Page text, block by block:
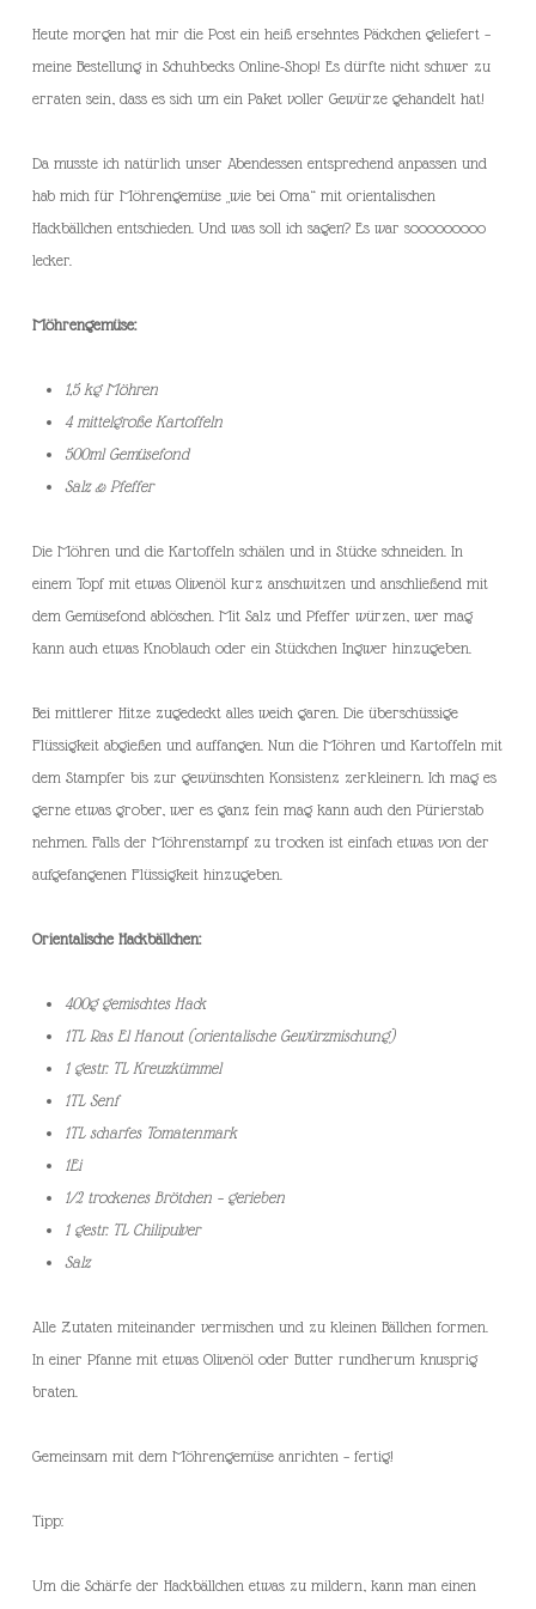
Heute morgen hat mir die Post ein heiß ersehntes Päckchen geliefert –
meine Bestellung in Schuhbecks Online-Shop! Es dürfte nicht schwer zu
erraten sein, dass es sich um ein Paket voller Gewürze gehandelt hat!
Da musste ich natürlich unser Abendessen entsprechend anpassen und
hab mich für Möhrengemüse „wie bei Oma“ mit orientalischen
Hackbällchen entschieden. Und was soll ich sagen? Es war sooooooooo
lecker.
Möhrengemüse:
1,5 kg Möhren
4 mittelgroße Kartoffeln
500ml Gemüsefond
Salz & Pfeffer
Die Möhren und die Kartoffeln schälen und in Stücke schneiden. In
einem Topf mit etwas Olivenöl kurz anschwitzen und anschließend mit
dem Gemüsefond ablöschen. Mit Salz und Pfeffer würzen, wer mag
kann auch etwas Knoblauch oder ein Stückchen Ingwer hinzugeben.
Bei mittlerer Hitze zugedeckt alles weich garen. Die überschüssige
Flüssigkeit abgießen und auffangen. Nun die Möhren und Kartoffeln mit
dem Stampfer bis zur gewünschten Konsistenz zerkleinern. Ich mag es
gerne etwas grober, wer es ganz fein mag kann auch den Pürierstab
nehmen. Falls der Möhrenstampf zu trocken ist einfach etwas von der
aufgefangenen Flüssigkeit hinzugeben.
Orientalische Hackbällchen:
400g gemischtes Hack
1TL Ras El Hanout (orientalische Gewürzmischung)
1 gestr. TL Kreuzkümmel
1TL Senf
1TL scharfes Tomatenmark
1Ei
1/2 trockenes Brötchen – gerieben
1 gestr. TL Chilipulver
Salz
Alle Zutaten miteinander vermischen und zu kleinen Bällchen formen.
In einer Pfanne mit etwas Olivenöl oder Butter rundherum knusprig
braten.
Gemeinsam mit dem Möhrengemüse anrichten – fertig!
Tipp:
Um die Schärfe der Hackbällchen etwas zu mildern, kann man einen